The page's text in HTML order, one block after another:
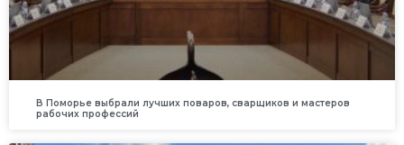
В Поморье выбрали лучших поваров, сварщиков и мастеров
рабочих профессий